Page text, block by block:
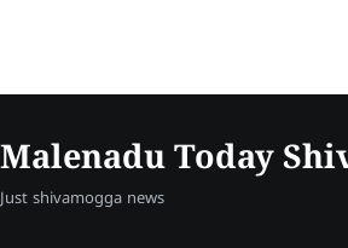
Malenadu Today
Just shivamogga news